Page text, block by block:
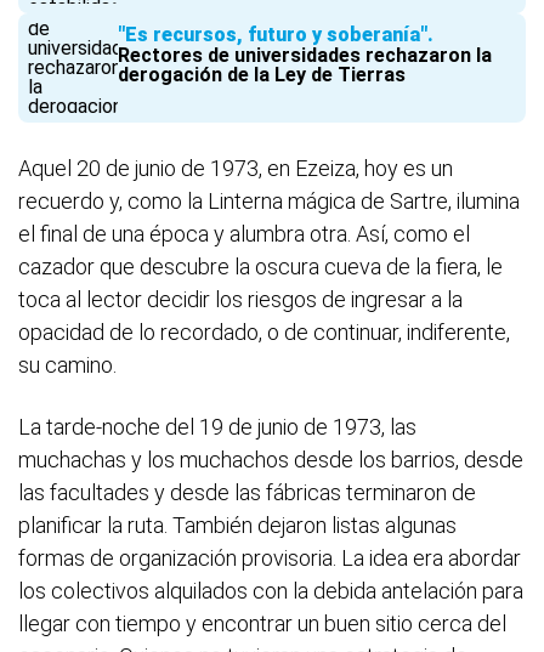
"Es recursos, futuro y soberanía"
Rectores de universidades rechazaron la
derogación de la Ley de Tierras
Aquel 20 de junio de 1973, en Ezeiza, hoy es un
recuerdo y, como la Linterna mágica de Sartre, ilumina
el final de una época y alumbra otra. Así, como el
cazador que descubre la oscura cueva de la fiera, le
toca al lector decidir los riesgos de ingresar a la
opacidad de lo recordado, o de continuar, indiferente,
su camino.
La tarde-noche del 19 de junio de 1973, las
muchachas y los muchachos desde los barrios, desde
las facultades y desde las fábricas terminaron de
planificar la ruta. También dejaron listas algunas
formas de organización provisoria. La idea era abordar
los colectivos alquilados con la debida antelación para
llegar con tiempo y encontrar un buen sitio cerca del